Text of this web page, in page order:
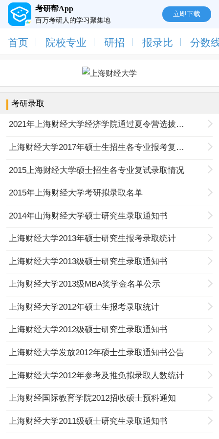
考研帮App
百万考研人的学习聚集地
立即下载
首页 院校专业 研招 报录比 分数
考研录取
2021年上海财经大学经济学院通过夏令营选拔外校推荐免试硕士研究生候选人名单
上海财经大学2017年硕士生招生各专业报考复试录取情况
2015上海财经大学硕士招生各专业复试录取情况
2015年上海财经大学考研拟录取名单
2014年山海财经大学硕士研究生录取通知书
上海财经大学2013年硕士研究生报考录取统计
上海财经大学2013级硕士研究生录取通知书
上海财经大学2013级MBA奖学金名单公示
上海财经大学2012年硕士生报考录取统计
上海财经大学2012级硕士研究生录取通知书
上海财经大学发放2012年硕士生录取通知书公告
上海财经大学2012年参考及推免拟录取人数统计
上海财经国际教育学院2012招收硕士预科通知
上海财经大学2011级硕士研究生录取通知书